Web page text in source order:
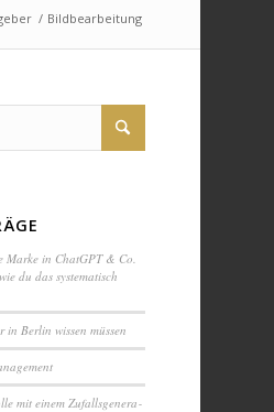
/ Bildbearbeitung
Marke in ChatGPT & Co.
du das systematisch
in Berlin wissen müssen
mit einem Zuf­alls­ge­ne­ra­